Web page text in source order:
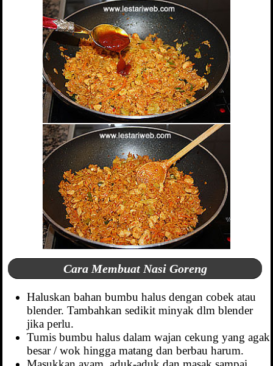
Cara Membuat Nasi Goreng
Haluskan bahan bumbu halus dengan cobek atau
blender. Tambahkan sedikit minyak dlm blender
jika perlu.
Tumis bumbu halus dalam wajan cekung yang agak
besar / wok hingga matang dan berbau harum.